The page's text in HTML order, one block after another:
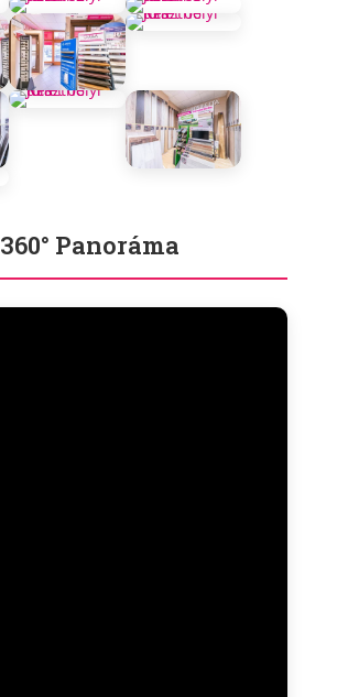
360° Panoráma